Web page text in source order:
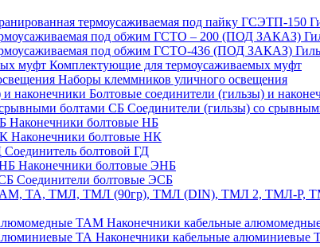
Комплектующие для термоусаживаемых муфт
Наборы клеммников уличного освещения
Болтовые соединители (гильзы) и
Соединители (гильзы) со
Наконечники болтовые НБ
Наконечники болтовые НК
Соединитель болтовой ГД
Наконечники болтовые ЭНБ
Соединители болтовые ЭСБ
Наконечники кабельные
Наконечники кабельные алюминиевые